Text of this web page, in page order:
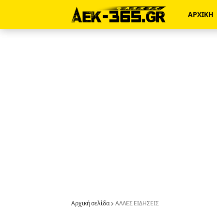
ΑΡΧΙΚΗ
Αρχική σελίδα ΑΛΛΕΣ ΕΙΔΗΣΕΙΣ